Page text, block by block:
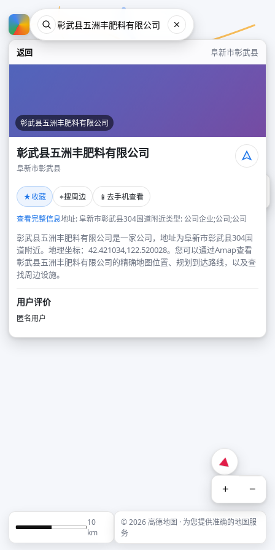
返回 阜新市彰武县
彰武县五洲丰肥料有限公司
彰武县五洲丰肥料有限公司
阜新市彰武县
★收藏 ⌖搜周边 📱 去手机查看
查看完整信息地址: 阜新市彰武县304国道附近类型: 公司企业;公司;公司
彰武县五洲丰肥料有限公司是一家公司，地址为阜新市彰武县304国
道附近。地理坐标：42.421034,122.520028。您可以通过Amap查看
彰武县五洲丰肥料有限公司的精确地图位置、规划到达路线，以及查
找周边设施。
用户评价
匿名用户
+ −
10
km
© 2026 高德地图 · 为您提供准确的地图服
务